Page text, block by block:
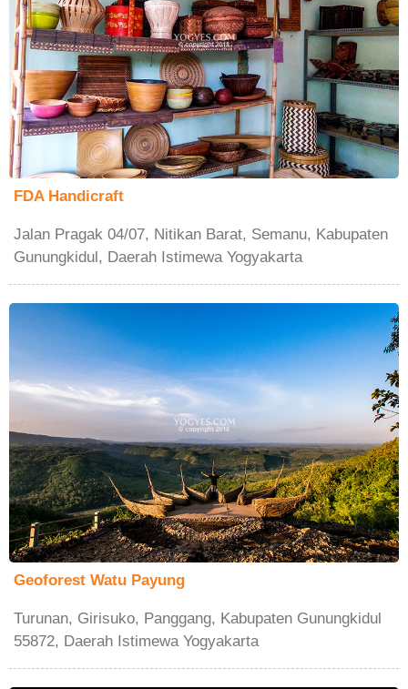
FDA Handicraft
Jalan Pragak 04/07, Nitikan Barat, Semanu, Kabupaten
Gunungkidul, Daerah Istimewa Yogyakarta
Geoforest Watu Payung
Turunan, Girisuko, Panggang, Kabupaten Gunungkidul
55872, Daerah Istimewa Yogyakarta